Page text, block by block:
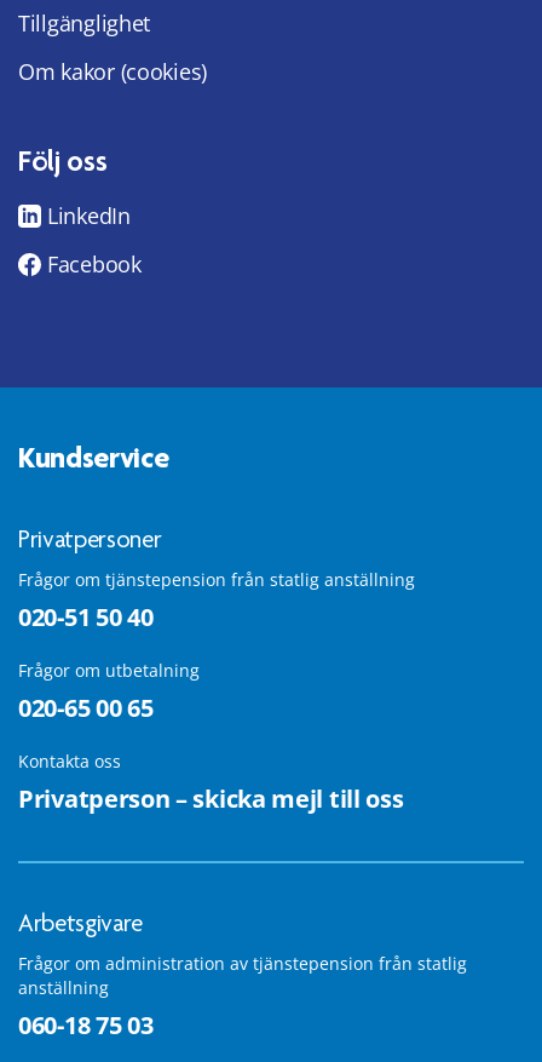
Tillgänglighet
Om kakor (cookies)
Följ oss
LinkedIn
Facebook
Kundservice
Privatpersoner
Frågor om tjänstepension från statlig anställning
020-51 50 40
Frågor om utbetalning
020-65 00 65
Kontakta oss
Privatperson – skicka mejl till oss
Arbetsgivare
Frågor om administration av tjänstepension från statlig
anställning
060-18 75 03